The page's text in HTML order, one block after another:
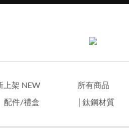
上架 NEW 所有商品
配件/禮盒 │鈦鋼材質